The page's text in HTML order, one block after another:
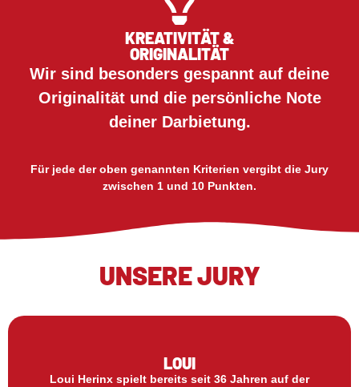
KREATIVITÄT &
ORIGINALITÄT
Wir sind besonders gespannt auf deine
Originalität und die persönliche Note
deiner Darbietung.
Für jede der oben genannten Kriterien vergibt die Jury
zwischen 1 und 10 Punkten.
UNSERE JURY
LOUI
Loui Herinx spielt bereits seit 36 Jahren auf der